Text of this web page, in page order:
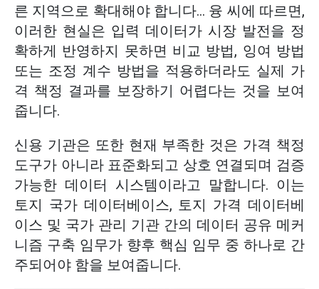
른 지역으로 확대해야 합니다... 융 씨에 따르면,
이러한 현실은 입력 데이터가 시장 발전을 정
확하게 반영하지 못하면 비교 방법, 잉여 방법
또는 조정 계수 방법을 적용하더라도 실제 가
격 책정 결과를 보장하기 어렵다는 것을 보여
줍니다.
신용 기관은 또한 현재 부족한 것은 가격 책정
도구가 아니라 표준화되고 상호 연결되며 검증
가능한 데이터 시스템이라고 말합니다. 이는
토지 국가 데이터베이스, 토지 가격 데이터베
이스 및 국가 관리 기관 간의 데이터 공유 메커
니즘 구축 임무가 향후 핵심 임무 중 하나로 간
주되어야 함을 보여줍니다.